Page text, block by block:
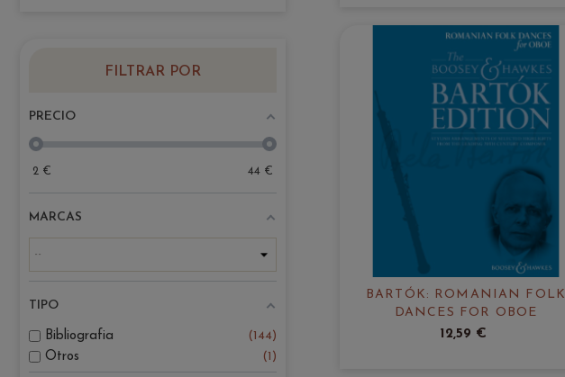
FILTRAR POR
PRECIO
2 € 44 €
MARCAS
TIPO
Bibliografia
144
Otros
1
BARTÓK: ROMANIAN FOLK
DANCES FOR OBOE
12,59 €